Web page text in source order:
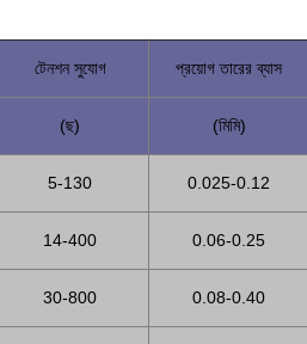
টেনশন সুযোগ
প্রয়োগ তারের ব্যাস
(ছ)
(মিমি)
5-130 0.025-0.12
14-400 0.06-0.25
30-800 0.08-0.40